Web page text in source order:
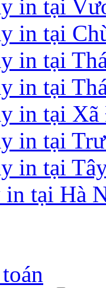
in tại
in tại
in tại
in tại
in tại Xã
in tại
in tại
in tại Hà